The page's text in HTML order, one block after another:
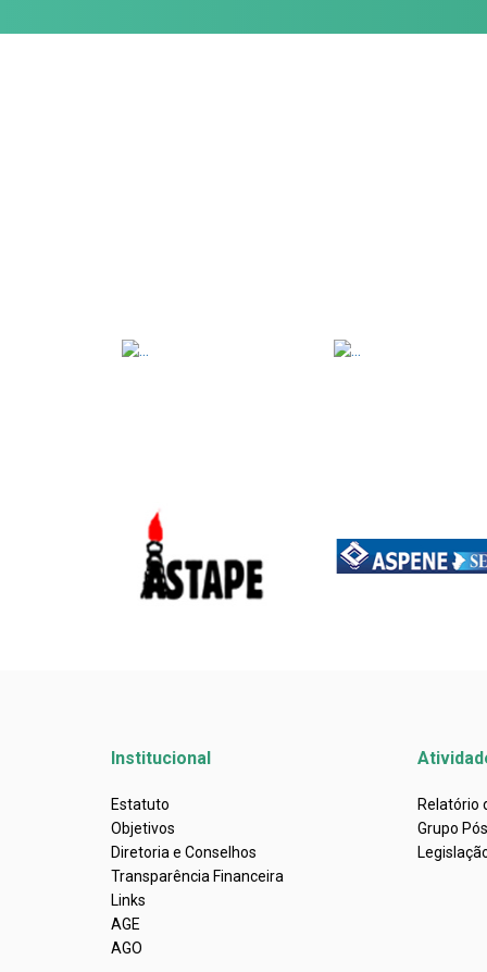
Institucional
Estatuto
Objetivos
Diretoria e Conselhos
Transparência Financeira
Links
AGE
AGO
Relatório
Grupo